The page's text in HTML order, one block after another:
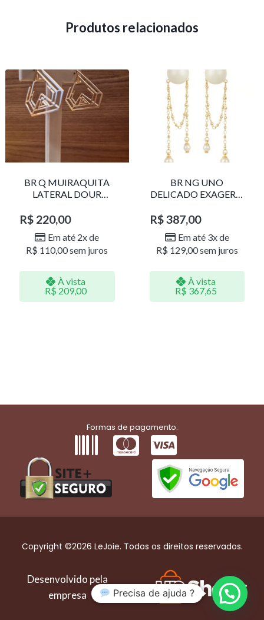
Produtos relacionados
BR Q MUIRAQUITA
LATERAL DOUR
R$ 220,00
Em até 2x de
R$ 110,00sem juros
À vista
R$ 209,00
BR NG UNO
DELICADO EXAGERO
R$387,00
Em até 3x de
R$ 129,00sem juros
À vista
R$ 367,65
Formas de pagamento:
Copyright ©2026 LeJoie. Todos os direitos reservados.
Desenvolvido pela
empresa
Precisa de ajuda ?